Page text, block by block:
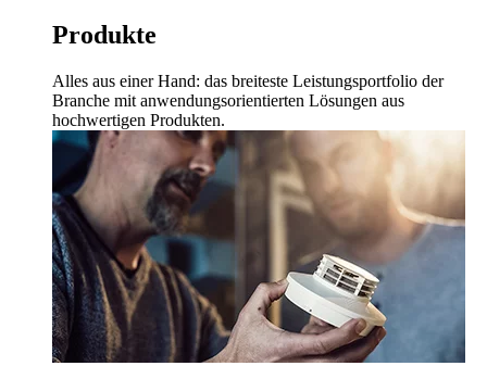
Produkte
Alles aus einer Hand: das breiteste Leistungsportfolio der
Branche mit anwendungsorientierten Lösungen aus
hochwertigen Produkten.